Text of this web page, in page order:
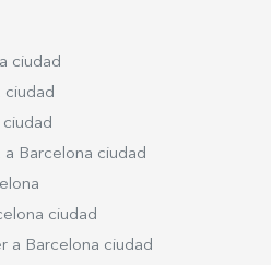
ciudad
ciudad
a Barcelona ciudad
ciudad
a Barcelona ciudad
dels nostres serveis i oferir
per emmagatzemar
i les eleccions personals
a elles, podem conèixer els
navegació de l'usuari.